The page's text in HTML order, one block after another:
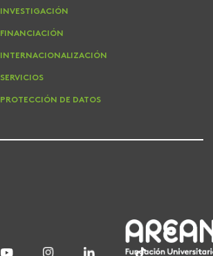
INVESTIGACIÓN
FINANCIACIÓN
INTERNACIONALIZACIÓN
SERVICIOS
PROTECCIÓN DE DATOS